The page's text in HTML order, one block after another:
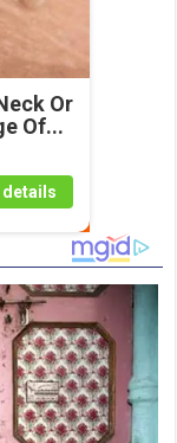
Or
Of...
details